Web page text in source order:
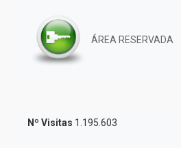
ÁREA RESERVADA
Nº Visitas 1.195.603